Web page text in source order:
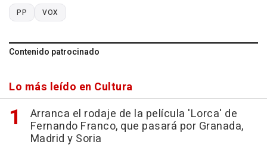
PP VOX
Contenido patrocinado
Lo más leído en Cultura
Arranca el rodaje de la película 'Lorca' de
Fernando Franco, que pasará por Granada,
Madrid y Soria